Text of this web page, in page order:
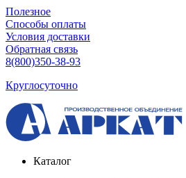
Полезное
Способы оплаты
Условия доставки
Обратная связь
8(800)350-38-93
Круглосуточно
Каталог